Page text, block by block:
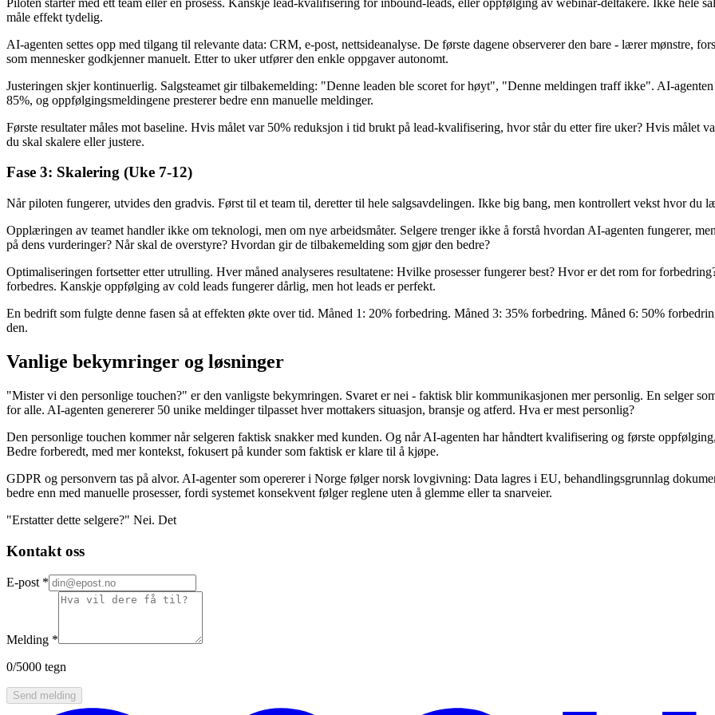
måle effekt tydelig.
AI-agenten settes opp med tilgang til relevante data: CRM, e-post, nettsideanalyse. De første dagene observerer den bare - lærer mønstre,
som mennesker godkjenner manuelt. Etter to uker utfører den enkle oppgaver autonomt.
Justeringen skjer kontinuerlig. Salgsteamet gir tilbakemelding: "Denne leaden ble scoret for høyt", "Denne meldingen traff ikke". AI-
85%, og oppfølgingsmeldingene presterer bedre enn manuelle meldinger.
Første resultater måles mot baseline. Hvis målet var 50% reduksjon i tid brukt på lead-kvalifisering, hvor står du etter fire uker? Hvis målet
du skal skalere eller justere.
Fase 3: Skalering (Uke 7-12)
Når piloten fungerer, utvides den gradvis. Først til et team til, deretter til hele salgsavdelingen. Ikke big bang, men kontrollert vekst hvor du
Opplæringen av teamet handler ikke om teknologi, men om nye arbeidsmåter. Selgere trenger ikke å forstå hvordan AI-agenten fungerer,
på dens vurderinger? Når skal de overstyre? Hvordan gir de tilbakemelding som gjør den bedre?
Optimaliseringen fortsetter etter utrulling. Hver måned analyseres resultatene: Hvilke prosesser fungerer best? Hvor er det rom for
forbedres. Kanskje oppfølging av cold leads fungerer dårlig, men hot leads er perfekt.
En bedrift som fulgte denne fasen så at effekten økte over tid. Måned 1: 20% forbedring. Måned 3: 35% forbedring. Måned 6: 50%
den.
Vanlige bekymringer og løsninger
"Mister vi den personlige touchen?" er den vanligste bekymringen. Svaret er nei - faktisk blir kommunikasjonen mer personlig. En selger
for alle. AI-agenten genererer 50 unike meldinger tilpasset hver mottakers situasjon, bransje og atferd. Hva er mest personlig?
Den personlige touchen kommer når selgeren faktisk snakker med kunden. Og når AI-agenten har håndtert kvalifisering og første
Bedre forberedt, med mer kontekst, fokusert på kunder som faktisk er klare til å kjøpe.
GDPR og personvern tas på alvor. AI-agenter som opererer i Norge følger norsk lovgivning: Data lagres i EU, behandlingsgrunnlag
bedre enn med manuelle prosesser, fordi systemet konsekvent følger reglene uten å glemme eller ta snarveier.
"Erstatter dette selgere?" Nei. Det
Kontakt oss
E-post *
Melding *
0/5000 tegn
Send melding